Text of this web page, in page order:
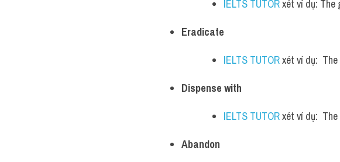
IELTS TUTOR xét ví dụ:
Eradicate
IELTS TUTOR xét ví dụ:
Dispense with
IELTS TUTOR xét ví dụ:
Abandon